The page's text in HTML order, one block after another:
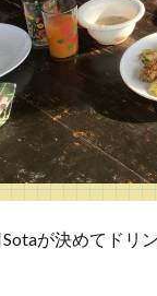
が決めてドリ